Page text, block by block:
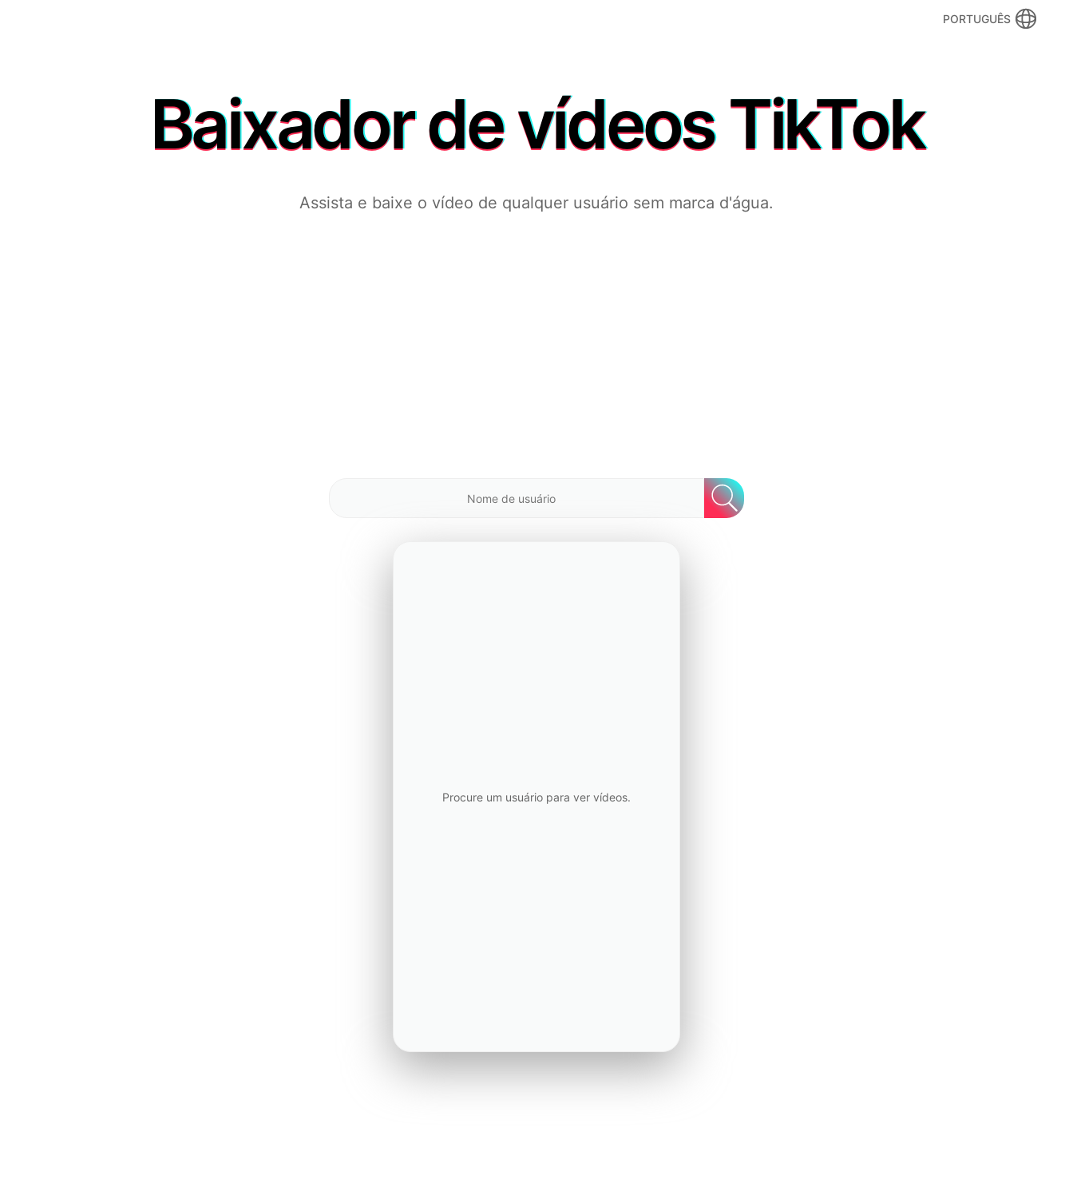
PORTUGUÊS
Baixador de vídeos TikTok
Assista e baixe o vídeo de qualquer usuário sem marca d'água.
Procure um usuário para ver vídeos.